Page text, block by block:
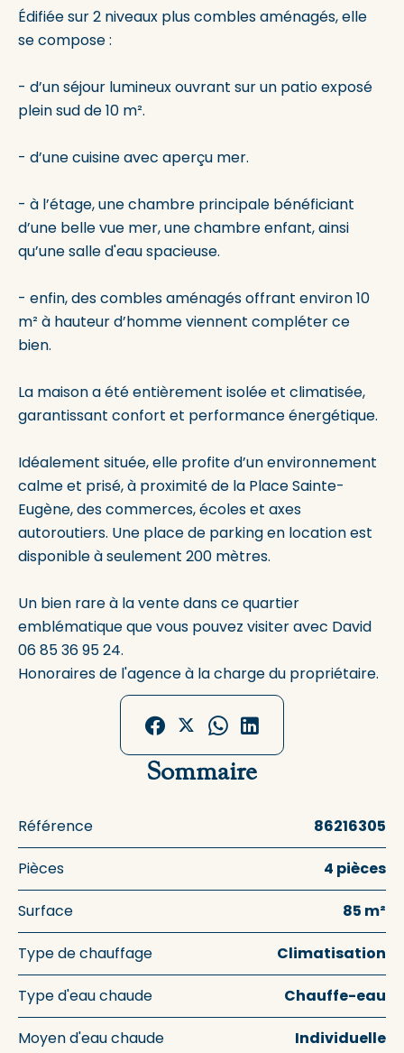
Édifiée sur 2 niveaux plus combles aménagés, elle
se compose :
- d’un séjour lumineux ouvrant sur un patio exposé
plein sud de 10 m².
- d’une cuisine avec aperçu mer.
- à l’étage, une chambre principale bénéficiant
d’une belle vue mer, une chambre enfant, ainsi
qu’une salle d'eau spacieuse.
- enfin, des combles aménagés offrant environ 10
m² à hauteur d’homme viennent compléter ce
bien.
La maison a été entièrement isolée et climatisée,
garantissant confort et performance énergétique.
Idéalement située, elle profite d’un environnement
calme et prisé, à proximité de la Place Sainte-
Eugène, des commerces, écoles et axes
autoroutiers. Une place de parking en location est
disponible à seulement 200 mètres.
Un bien rare à la vente dans ce quartier
emblématique que vous pouvez visiter avec David
06 85 36 95 24.
Honoraires de l'agence à la charge du propriétaire.
Sommaire
Référence 86216305
Pièces 4 pièces
Surface 85 m²
Type de chauffage Climatisation
Type d'eau chaude Chauffe-eau
Moyen d'eau chaude Individuelle